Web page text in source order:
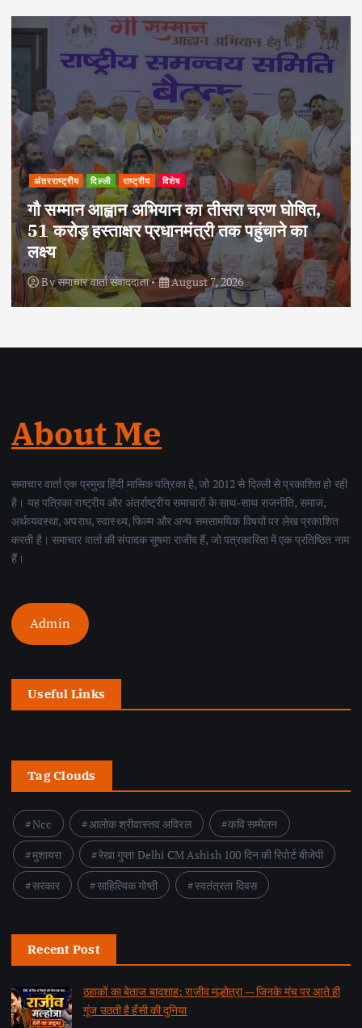
अपराध दिल्ली राष्ट्रीय
दोहरे हत्याकांड का वांछित आरोपी क्राइम ब्रांच के
हत्थे चढ़ा, नौ आपराधिक मामलों में रहा है शामिल
Byसमाचार वार्ता संवाददाता August 6, 2026
About Me
समाचार वार्ता एक प्रमुख हिंदी मासिक पत्रिका है, जो 2012 से दिल्ली से प्रकाशित हो रही
है। यह पत्रिका राष्ट्रीय और अंतर्राष्ट्रीय समाचारों के साथ-साथ राजनीति, समाज,
अर्थव्यवस्था, अपराध, स्वास्थ्य, फिल्म और अन्य समसामयिक विषयों पर लेख प्रकाशित
करती है। समाचार वार्ता की संपादक सुषमा राजीव हैं, जो पत्रकारिता में एक प्रतिष्ठित नाम
हैं।
Admin
Useful Links
Tag Clouds
Ncc आलोक श्रीवास्तव अविरल
कवि सम्मेलन
मुशायरा
रेखा गुप्ता Delhi CM Ashish 100 दिन की रिपोर्ट बीजेपी
सरकार
साहित्यिक गोष्ठी स्वतंत्रता दिवस
Recent Post
ठहाकों का बेताज बादशाह: राजीव मल्होत्रा — जिनके मंच पर आते ही
गूंज उठती है हँसी की दुनिया